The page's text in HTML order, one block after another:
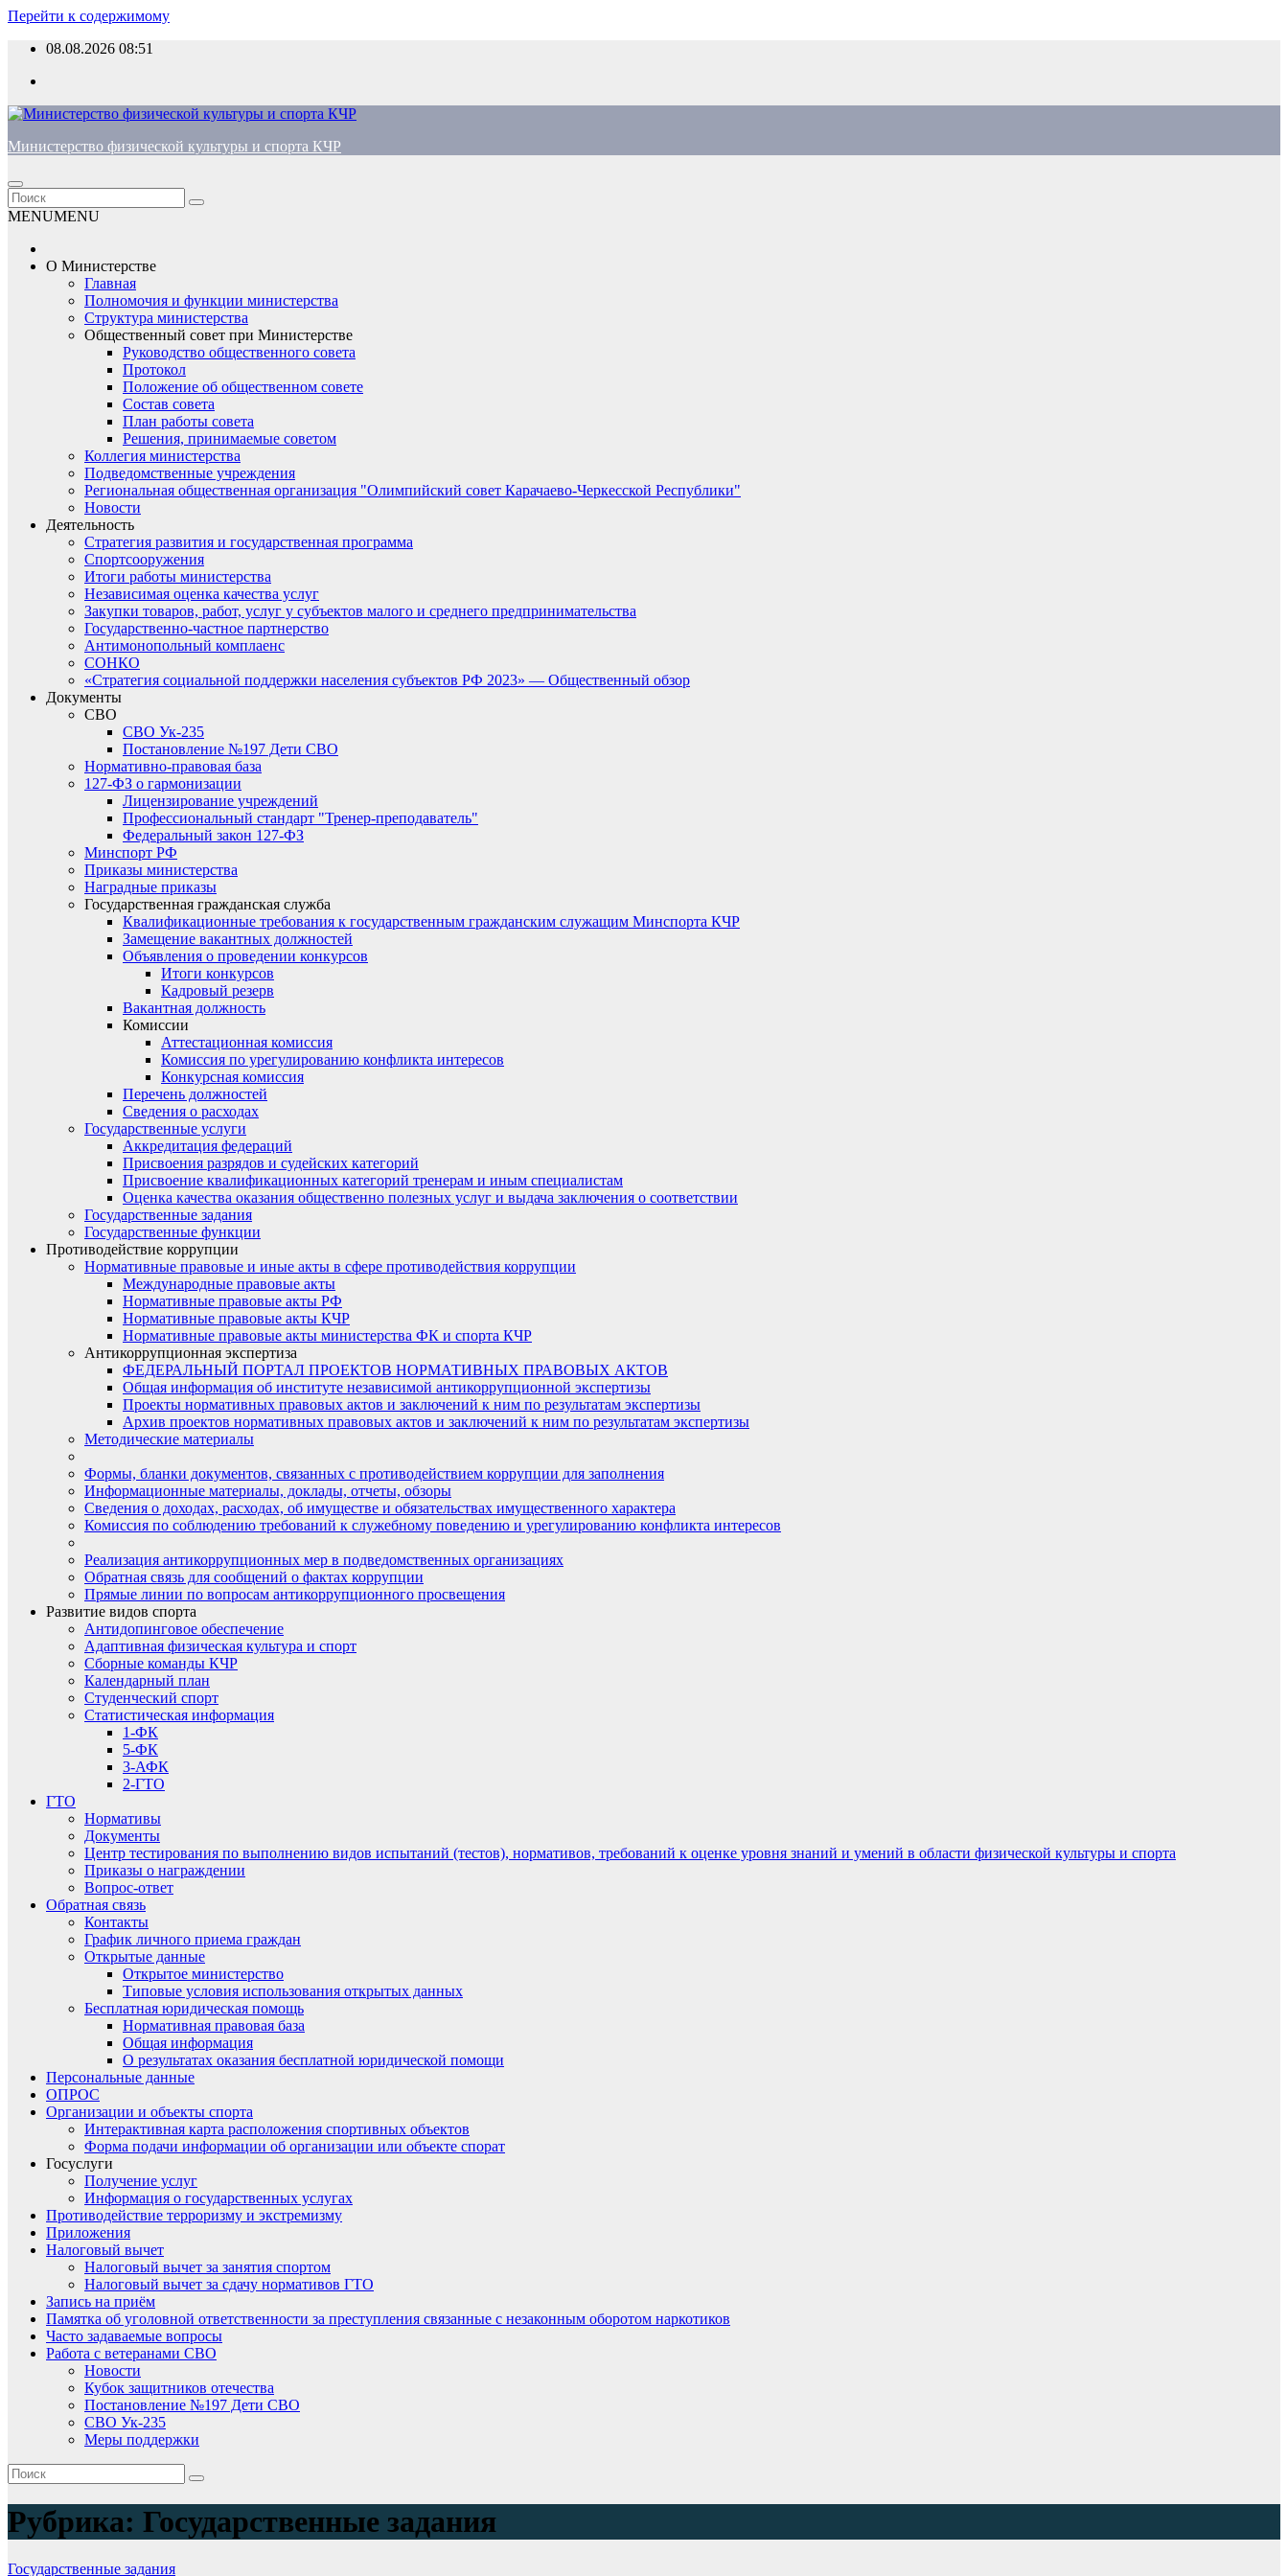
Перейти к содержимому
08.08.2026 08:51
Министерство физической культуры и спорта КЧР
MENUMENU
О Министерстве
Главная
Полномочия и функции министерства
Структура министерства
Общественный совет при Министерстве
Руководство общественного совета
Протокол
Положение об общественном совете
Состав совета
План работы совета
Решения, принимаемые советом
Коллегия министерства
Подведомственные учреждения
Региональная общественная организация "Олимпийский совет Карачаево-Черкесской Республики"
Новости
Деятельность
Стратегия развития и государственная программа
Спортсооружения
Итоги работы министерства
Независимая оценка качества услуг
Закупки товаров, работ, услуг у субъектов малого и среднего предпринимательства
Государственно-частное партнерство
Антимонопольный комплаенс
СОНКО
«Стратегия социальной поддержки населения субъектов РФ 2023» — Общественный обзор
Документы
СВО
СВО Ук-235
Постановление №197 Дети СВО
Нормативно-правовая база
127-ФЗ о гармонизации
Лицензирование учреждений
Профессиональный стандарт "Тренер-преподаватель"
Федеральный закон 127-ФЗ
Минспорт РФ
Приказы министерства
Наградные приказы
Государственная гражданская служба
Квалификационные требования к государственным гражданским служащим Минспорта КЧР
Замещение вакантных должностей
Объявления о проведении конкурсов
Итоги конкурсов
Кадровый резерв
Вакантная должность
Комиссии
Аттестационная комиссия
Комиссия по урегулированию конфликта интересов
Конкурсная комиссия
Перечень должностей
Сведения о расходах
Государственные услуги
Аккредитация федераций
Присвоения разрядов и судейских категорий
Присвоение квалификационных категорий тренерам и иным специалистам
Оценка качества оказания общественно полезных услуг и выдача заключения о соответствии
Государственные задания
Государственные функции
Противодействие коррупции
Нормативные правовые и иные акты в сфере противодействия коррупции
Международные правовые акты
Нормативные правовые акты РФ
Нормативные правовые акты КЧР
Нормативные правовые акты министерства ФК и спорта КЧР
Антикоррупционная экспертиза
ФЕДЕРАЛЬНЫЙ ПОРТАЛ ПРОЕКТОВ НОРМАТИВНЫХ ПРАВОВЫХ АКТОВ
Общая информация об институте независимой антикоррупционной экспертизы
Проекты нормативных правовых актов и заключений к ним по результатам экспертизы
Архив проектов нормативных правовых актов и заключений к ним по результатам экспертизы
Методические материалы
Формы, бланки документов, связанных с противодействием коррупции для заполнения
Информационные материалы, доклады, отчеты, обзоры
Сведения о доходах, расходах, об имуществе и обязательствах имущественного характера
Комиссия по соблюдению требований к служебному поведению и урегулированию конфликта интересов
Реализация антикоррупционных мер в подведомственных организациях
Обратная связь для сообщений о фактах коррупции
Прямые линии по вопросам антикоррупционного просвещения
Развитие видов спорта
Антидопинговое обеспечение
Адаптивная физическая культура и спорт
Сборные команды КЧР
Календарный план
Студенческий спорт
Статистическая информация
1-ФК
5-ФК
3-АФК
2-ГТО
ГТО
Нормативы
Документы
Центр тестирования по выполнению видов испытаний (тестов), нормативов, требований к оценке уровня знаний и умений в области физической культуры и спорта
Приказы о награждении
Вопрос-ответ
Обратная связь
Контакты
График личного приема граждан
Открытые данные
Открытое министерство
Типовые условия использования открытых данных
Бесплатная юридическая помощь
Нормативная правовая база
Общая информация
О результатах оказания бесплатной юридической помощи
Персональные данные
ОПРОС
Организации и объекты спорта
Интерактивная карта расположения спортивных объектов
Форма подачи информации об организации или объекте спорат
Госуслуги
Получение услуг
Информация о государственных услугах
Противодействие терроризму и экстремизму
Приложения
Налоговый вычет
Налоговый вычет за занятия спортом
Налоговый вычет за сдачу нормативов ГТО
Запись на приём
Памятка об уголовной ответственности за преступления связанные с незаконным оборотом наркотиков
Часто задаваемые вопросы
Работа с ветеранами СВО
Новости
Кубок защитников отечества
Постановление №197 Дети СВО
СВО Ук-235
Меры поддержки
Рубрика: Государственные задания
Государственные задания